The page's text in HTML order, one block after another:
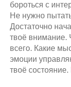
бороться с
Не нужно
Достаточно
твоё внимание.
всего. Какие
эмоции
твоё